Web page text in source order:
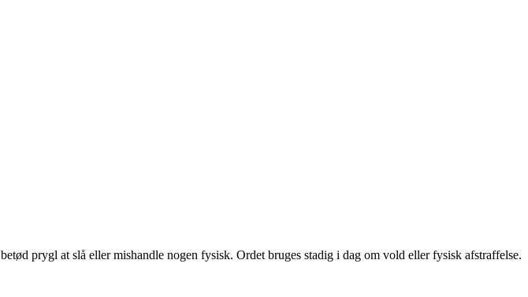
prygl at slå eller mishandle nogen fysisk. Ordet bruges stadig i dag om vold eller fysisk afstraffelse.